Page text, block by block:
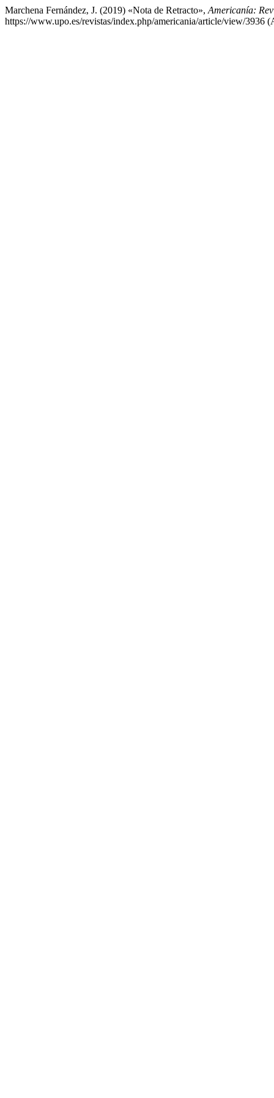
Marchena Fernández, J. (2019) «Nota de Retracto», Americanía:
https://www.upo.es/revistas/index.php/americania/article/view/3936